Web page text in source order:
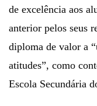
de excelência aos
anterior pelos seus
diploma de valor a
atitudes”, como
Escola Secundária